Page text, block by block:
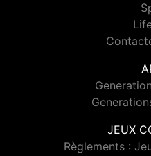
JEUX
Règlements :